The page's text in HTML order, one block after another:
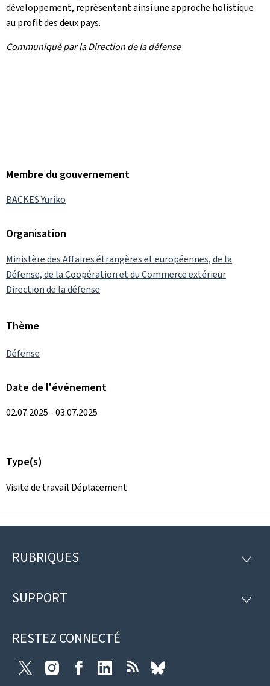
développement, représentant ainsi une approche holistique
au profit des deux pays.
Communiqué par la Direction de la défense
Membre du gouvernement
BACKES Yuriko
Organisation
Ministère des Affaires étrangères et européennes, de la
Défense, de la Coopération et du Commerce extérieur
Direction de la défense
Thème
Défense
Date de l'événement
02.07.2025 - 03.07.2025
Type(s)
Visite de travail Déplacement
Pied
page
RUBRIQUES
SUPPORT
RESTEZ CONNECTÉ
Twitter InstagramFacebookLinkedIn RSS